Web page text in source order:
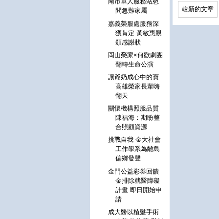
較新的文章
問急難家屬
嘉義榮服處服務深
獲肯定 黃敏惠親
頒感謝狀
岡山榮家×何歡劇團
翻轉生命公演
讓爺奶成心中的寶
高雄榮家長輩嗨
翻天
關懷機構照服品質
陳福海：期盼整
合照顧資源
挑戰自我 金大社會
工作學系為離島
偏鄉發聲
金門公益彩券回饋
金排除就醫障礙
計畫 即日開始申
請
成大醫以植髮手術